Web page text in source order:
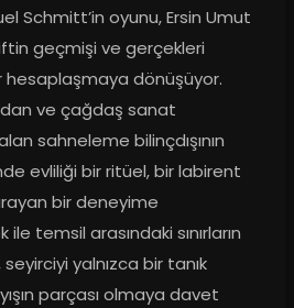
Schmitt’in oyunu, Ersin Umut
geçmişi ve gerçekleri
hesaplaşmaya dönüşüyor.
ve çağdaş sanat
sahneleme bilinçdışının
evliliği bir ritüel, bir labirent
bir deneyime
temsil arasındaki sınırların
yalnızca bir tanık
parçası olmaya davet